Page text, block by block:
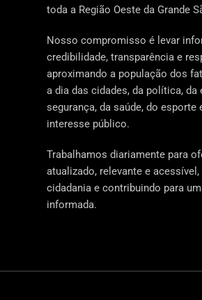
toda a Região Oeste da Grande
Nosso compromisso é levar
credibilidade, transparência e
aproximando a população dos
a dia das cidades, da política, da
segurança, da saúde, do esporte
interesse público.
Trabalhamos diariamente para
atualizado, relevante e
cidadania e contribuindo para
informada.